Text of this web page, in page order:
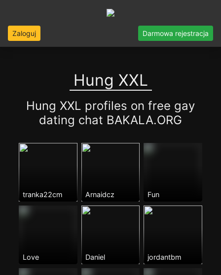
Zaloguj Darmowa rejestracja
Hung XXL
Hung XXL profiles on free gay
dating chat BAKALA.ORG
tranka22cm Arnaidcz Fun
Love Daniel jordantbm